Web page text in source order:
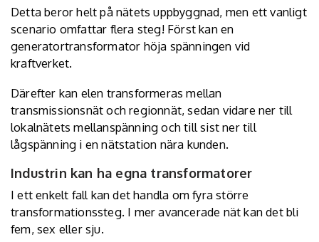
Detta beror helt på nätets uppbyggnad, men ett vanligt
scenario omfattar flera steg! Först kan en
generatortransformator höja spänningen vid
kraftverket.
Därefter kan elen transformeras mellan
transmissionsnät och regionnät, sedan vidare ner till
lokalnätets mellanspänning och till sist ner till
lågspänning i en nätstation nära kunden.
Industrin kan ha egna transformatorer
I ett enkelt fall kan det handla om fyra större
transformationssteg. I mer avancerade nät kan det bli
fem, sex eller sju.